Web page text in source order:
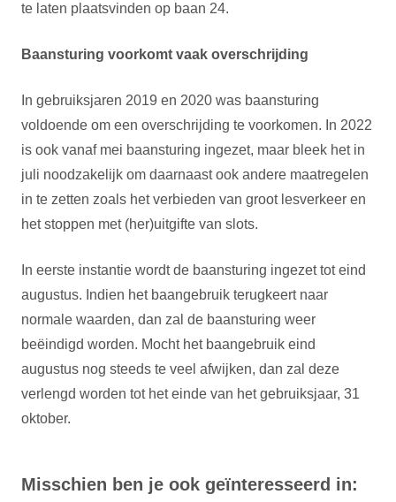
te laten plaatsvinden op baan 24.
Baansturing voorkomt vaak overschrijding
In gebruiksjaren 2019 en 2020 was baansturing
voldoende om een overschrijding te voorkomen. In 2022
is ook vanaf mei baansturing ingezet, maar bleek het in
juli noodzakelijk om daarnaast ook andere maatregelen
in te zetten zoals het verbieden van groot lesverkeer en
het stoppen met (her)uitgifte van slots.
In eerste instantie wordt de baansturing ingezet tot eind
augustus. Indien het baangebruik terugkeert naar
normale waarden, dan zal de baansturing weer
beëindigd worden. Mocht het baangebruik eind
augustus nog steeds te veel afwijken, dan zal deze
verlengd worden tot het einde van het gebruiksjaar, 31
oktober.
Misschien ben je ook geïnteresseerd in: